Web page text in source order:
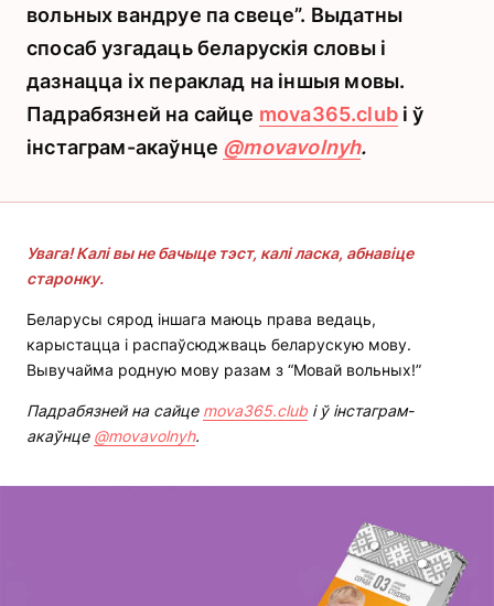
вольных вандруе па свеце”. Выдатны
спосаб узгадаць беларускія словы і
дазнацца іх пераклад на іншыя мовы.
Падрабязней на сайце mova365.clubі ў
інстаграм-акаўнце @movavolnyh.
Увага! Калі вы не бачыце тэст, калі ласка, абнавіце
старонку.
Беларусы сярод іншага маюць права ведаць,
карыстацца і распаўсюджваць беларускую мову.
Вывучайма родную мову разам з “Мовай вольных!”
Падрабязней на сайце mova365.club і ў інстаграм-
акаўнце @movavolnyh.